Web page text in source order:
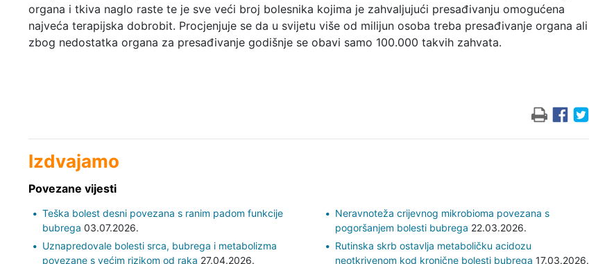
organa i tkiva naglo raste te je sve veći broj bolesnika kojima je zahvaljujući presađivanju omogućena
najveća terapijska dobrobit. Procjenjuje se da u svijetu više od milijun osoba treba presađivanje organa ali
zbog nedostatka organa za presađivanje godišnje se obavi samo 100.000 takvih zahvata.
Izdvajamo
Povezane vijesti
Teška bolest desni povezana s ranim padom funkcije
bubrega 03.07.2026.
Uznapredovale bolesti srca, bubrega i metabolizma
povezane s većim rizikom od raka 27.04.2026.
Neravnoteža crijevnog mikrobioma povezana s
pogoršanjem bolesti bubrega 22.03.2026.
Rutinska skrb ostavlja metaboličku acidozu
neotkrivenom kod kronične bolesti bubrega 17.03.2026.